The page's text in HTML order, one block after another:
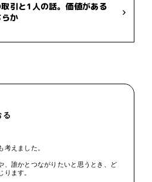
引と1人の話。価値がある
か
る
考えました。
、誰かとつながりたいと思うとき、ど
ります。